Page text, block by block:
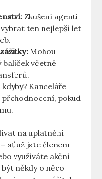
Zkušení‍ agenti
⁤ten nejlepší let‌
Mohou
balíček včetně
⁤kdyby? Kanceláře
pokud
na uplatnění
ať už jste členem
využíváte akční
někdy o něco